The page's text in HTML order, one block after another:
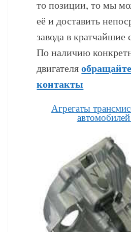
то позиции, то мы
её и доставить
завода в кратчайшие
По наличию
двигателя
контакты
Агрегаты